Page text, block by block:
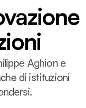
Aghion e
di istituzioni